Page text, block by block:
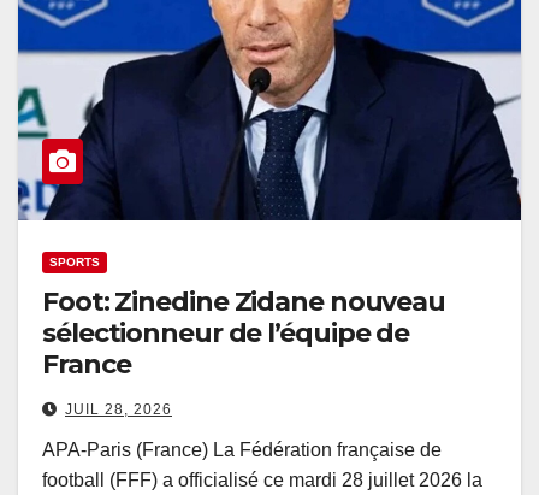
SPORTS
Foot: Zinedine Zidane nouveau
sélectionneur de l’équipe de
France
JUIL 28, 2026
APA-Paris (France) La Fédération française de
football (FFF) a officialisé ce mardi 28 juillet 2026 la